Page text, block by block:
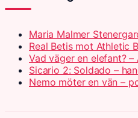
Maria Malmer
Real Betis mot Athletic
Vad väger en elefant?
Sicario 2: Soldado –
Nemo möter en vän –